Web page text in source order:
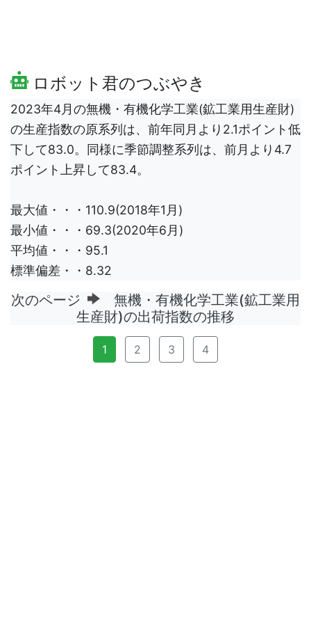
ロボット君のつぶやき
2023年4月の無機・有機化学工業(鉱工業用生産財)
の生産指数の原系列は、前年同月より2.1ポイント低
下して83.0。同様に季節調整系列は、前月より4.7
ポイント上昇して83.4。
最大値・・・110.9(2018年1月)
最小値・・・69.3(2020年6月)
平均値・・・95.1
標準偏差・・8.32
次のページ
無機・有機化学工業(鉱工業用
生産財)の出荷指数の推移
1 2 3 4